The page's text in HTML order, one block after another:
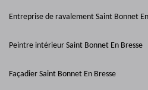
Entreprise de ravalement Saint Bonnet
Peintre intérieur Saint Bonnet En Bresse
Façadier Saint Bonnet En Bresse